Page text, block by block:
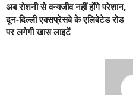
अब रोशनी से वन्यजीव नहीं होंगे परेशान,
दून-दिल्ली एक्सप्रेसवे के एलिवेटेड रोड
पर लगेगी खास लाइटें